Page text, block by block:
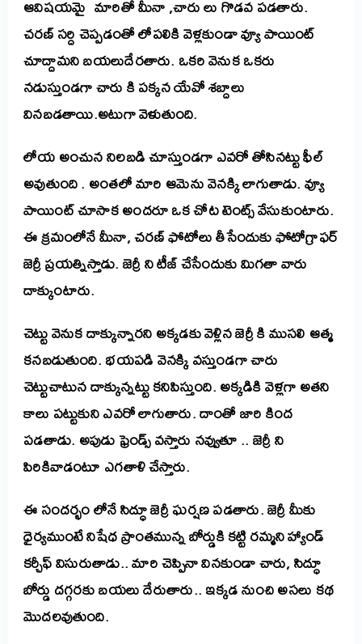
ఆవిషయమై మారితో మీనా ,చారు లు గొడవ పడతారు.
చరణ్ సర్ది చెప్పడంతో లోపలికి వెళ్లకుండా వ్యూ పాయింట్
చూద్దామని బయలుదేరతారు. ఒకరి వెనుక ఒకరు
నడుస్తుండగా చారు కి పక్కన యేవో శబ్దాలు
వినబడతాయి.అటుగా వెళుతుంది.
లోయ అంచున నిలబడి చూస్తుండగా ఎవరో తోసినట్టు ఫీల్
అవుతుంది . అంతలో మారి ఆమెను వెనక్కి లాగుతాడు. వ్యూ
పాయింట్ చూసాక అందరూ ఒక చోట టెంట్స్ వేసుకుంటారు.
ఈ క్రమంలోనే మీనా, చరణ్ ఫోటోలు తీసేందుకు ఫోటోగ్రాఫర్
జెర్రీ ప్రయత్నిస్తాడు. జెర్రీ ని టీజ్ చేసేందుకు మిగతా వారు
దాక్కుంటారు.
చెట్టు వెనుక దాక్కున్నారని అక్కడకు వెళ్లిన జెర్రీ కి ముసలి ఆత్మ
కనబడుతుంది. భయపడి వెనక్కి వస్తుండగా చారు
చెట్టుచాటున దాక్కున్నట్టు కనిపిస్తుంది. అక్కడికి వెళ్లగా అతని
కాలు పట్టుకుని ఎవరో లాగుతారు. దాంతో జారి కింద
పడతాడు. అపుడు ఫ్రెండ్స్ వస్తారు నవ్వుతూ .. జెర్రీ ని
పిరికివాడంటూ ఎగతాళి చేస్తారు.
ఈ సందర్భం లోనే సిద్ధూ జెర్రీ ఘర్షణ పడతారు. జెర్రీ మీకు
ధైర్యముంటే నిషేధ ప్రాంతమున్న బోర్డుకి కట్టి రమ్మని హ్యాండ్
కర్చీఫ్ విసురుతాడు.. మారి చెప్పినా వినకుండా చారు, సిద్ధూ
బోర్డు దగ్గరకు బయలు దేరుతారు.. ఇక్కడ నుంచి అసలు కథ
మొదలవుతుంది.